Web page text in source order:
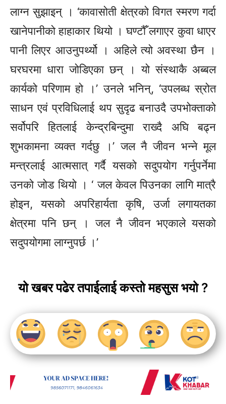
लाग्न सुझाइन् । ‘कावासोती क्षेत्रको विगत स्मरण गर्दा
खानेपानीको हाहाकार थियो । घण्टौँ लगाएर कुवा धाएर
पानी लिएर आउनुपर्थ्यो । अहिले त्यो अवस्था छैन ।
घरघरमा धारा जोडिएका छन् । यो संस्थाकै अब्बल
कार्यको परिणाम हो ।’ उनले भनिन्, ‘उपलब्ध स्रोत
साधन एवं प्रविधिलाई थप सुदृढ बनाउदै उपभोक्ताको
सर्वोपरि हितलाई केन्द्रबिन्दुमा राख्दै अघि बढ्न
शुभकामना व्यक्त गर्दछु ।’ जल नै जीवन भन्ने मूल
मन्त्रलाई आत्मसात् गर्दै यसको सदुपयोग गर्नुपर्नेमा
उनको जोड थियो । ‘ जल केवल पिउनका लागि मात्रै
होइन, यसको अपरिहार्यता कृषि, उर्जा लगायतका
क्षेत्रमा पनि छन् । जल नै जीवन भएकाले यसको
सदुपयोगमा लाग्नुपर्छ ।’
यो खबर पढेर तपाईलाई कस्तो महसुस भयो ?